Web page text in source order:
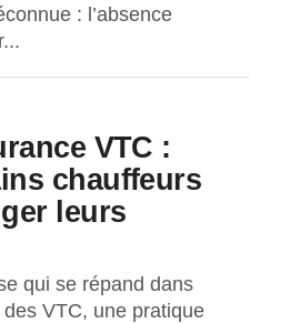
: l’absence
VTC :
chauffeurs
leurs
qui se répand dans
des VTC, une pratique